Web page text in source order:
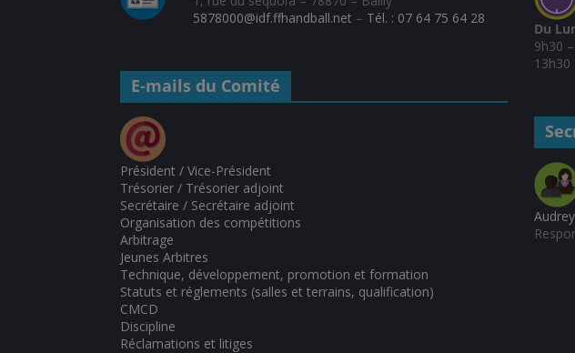
5878000@idf.ffhandball.net – Tél. : 07 64 75 64 28
E-mails du Comité
Président / Vice-Président
Trésorier / Trésorier adjoint
Secrétaire / Secrétaire adjoint
Organisation des compétitions
Arbitrage
Jeunes Arbitres
Technique, développement, promotion et formation
Statuts et réglements (salles et terrains, qualification)
CMCD
Discipline
Réclamations et litiges
Du
9h30
13h30